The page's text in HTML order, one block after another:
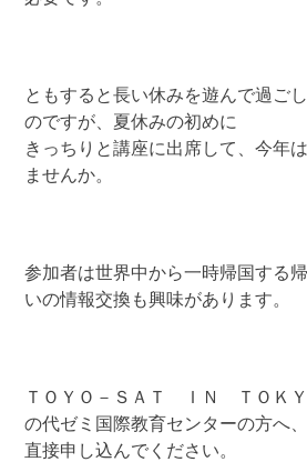
ともすると長い休みを遊んで過ご
のですが、夏休みの初めに
きっちりと講座に出席して、今年
ませんか。
参加者は世界中から一時帰国する
いの情報交換も興味があります。
ＴＯＹＯ－ＳＡＴ ＩＮ ＴＯＫＹ
の代ゼミ国際教育センターの方へ、
直接申し込んでください。